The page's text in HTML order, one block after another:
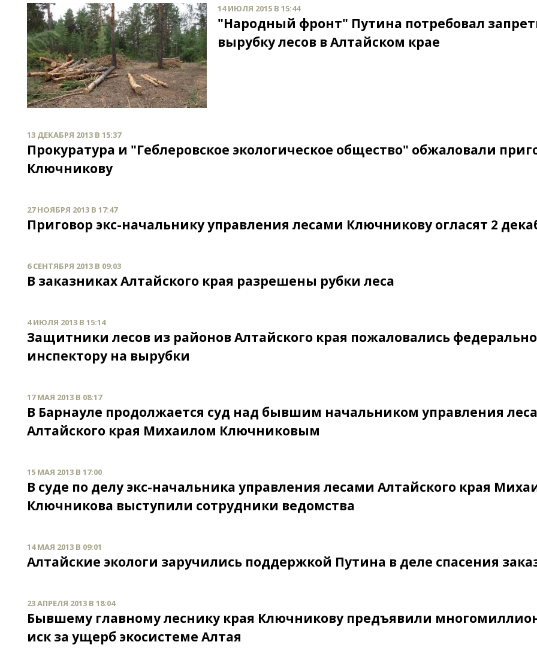
14 ИЮЛЯ 2015 В 15:44
"Народный фронт" Путина потребовал
вырубку лесов в Алтайском крае
13 ДЕКАБРЯ 2013 В 15:37
Прокуратура и "Геблеровское экологическое общество" обжаловали
Ключникову
27 НОЯБРЯ 2013 В 17:47
Приговор экс-начальнику управления лесами Ключникову огласят 2
6 СЕНТЯБРЯ 2013 В 09:03
В заказниках Алтайского края разрешены рубки леса
4 ИЮЛЯ 2013 В 15:14
Защитники лесов из районов Алтайского края пожаловались
инспектору на вырубки
17 МАЯ 2013 В 08:17
В Барнауле продолжается суд над бывшим начальником управления
Алтайского края Михаилом Ключниковым
15 МАЯ 2013 В 17:00
В суде по делу экс-начальника управления лесами Алтайского края
Ключникова выступили сотрудники ведомства
14 МАЯ 2013 В 09:01
Алтайские экологи заручились поддержкой Путина в деле спасения
23 АПРЕЛЯ 2013 В 18:04
Бывшему главному леснику края Ключникову предъявили
иск за ущерб экосистеме Алтая